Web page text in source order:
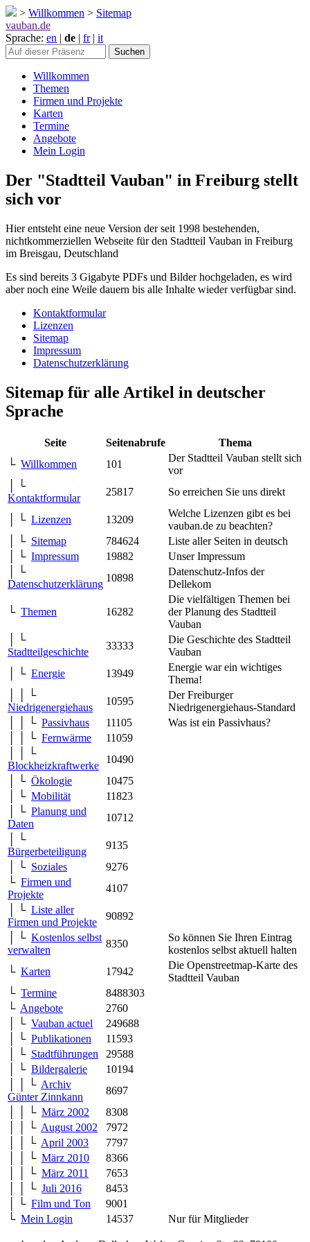
> Willkommen > Sitemap
vauban.de
Sprache: en | de | fr| it
Willkommen
Themen
Firmen und Projekte
Karten
Termine
Angebote
Mein Login
Der "Stadtteil Vauban" in Freiburg stellt
sich vor
Hier entsteht eine neue Version der seit 1998 bestehenden,
nichtkommerziellen Webseite für den Stadtteil Vauban in Freiburg
im Breisgau, Deutschland
Es sind bereits 3 Gigabyte PDFs und Bilder hochgeladen, es wird
aber noch eine Weile dauern bis alle Inhalte wieder verfügbar sind.
Kontaktformular
Lizenzen
Sitemap
Impressum
Datenschutzerklärung
Sitemap für alle Artikel in deutscher
Sprache
Seite Seitenabrufe
Thema
└ Willkommen 101
Der Stadtteil Vauban stellt sich
vor
│ └
Kontaktformular
25817 So erreichen Sie uns direkt
│ └ Lizenzen 13209
Welche Lizenzen gibt es bei
vauban.de zu beachten?
│ └ Sitemap 784624
Liste aller Seiten in deutsch
│ └ Impressum 19882
Unser Impressum
│ └
Datenschutzerklärung
10898
Datenschutz-Infos der
Dellekom
└ Themen 16282
Die vielfältigen Themen bei
der Planung des Stadtteil
Vauban
│ └
Stadtteilgeschichte
33333
Die Geschichte des Stadtteil
Vauban
│ └ Energie 13949
Energie war ein wichtiges
Thema!
│ │ └
Niedrigenergiehaus
10595
Der Freiburger
Niedrigenergiehaus-Standard
│ │ └ Passivhaus 11105
Was ist ein Passivhaus?
│ │ └ Fernwärme
11059
│ │ └
Blockheizkraftwerke
10490
│ └ Ökologie
10475
│ └ Mobilität
11823
│ └ Planung und
Daten
10712
│ └
Bürgerbeteiligung
9135
│ └ Soziales
9276
└ Firmen und
Projekte
4107
│ └ Liste aller
Firmen und Projekte
90892
│ └ Kostenlos selbst
verwalten
8350
So können Sie Ihren Eintrag
kostenlos selbst aktuell halten
└ Karten 17942
Die Openstreetmap-Karte des
Stadtteil Vauban
└ Termine
8488303
└ Angebote
2760
│ └ Vauban actuel
249688
│ └ Publikationen
11593
│ └ Stadtführungen
29588
│ └ Bildergalerie
10194
│ │ └ Archiv
Günter Zinnkann
8697
│ │ └ März 2002
8308
│ │ └ August 2002
7972
│ │ └ April 2003
7797
│ │ └ März 2010
8366
│ │ └ März 2011
7653
│ │ └ Juli 2016
8453
│ └ Film und Ton
9001
└ Mein Login 14537 Nur für Mitglieder